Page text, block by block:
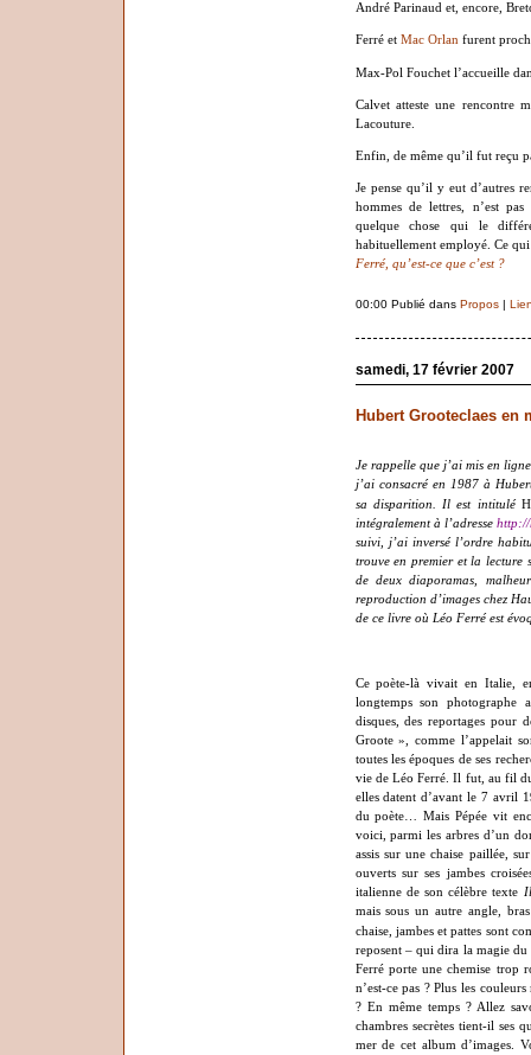
André Parinaud et, encore,
Ferré et Mac Orlanfurent
Max-Pol Fouchet l’accueille
Calvet atteste une rencontre
Lacouture.
Enfin, de même qu’il fut reçu
Je pense qu’il y eut d’autres
hommes de lettres, n’est
quelque chose qui le
habituellement employé. Ce
Ferré, qu’est-ce que c’est ?
00:00 Publié dans Propos|
samedi, 17 février 2007
Hubert Grooteclaes en
Je rappelle que j’ai mis en
j’ai consacré en 1987 à
sa disparition. Il est intitulé
intégralement à l’adresse http://
suivi, j’ai inversé l’ordre
trouve en premier et la lecture
de deux diaporamas,
reproduction d’images chez
de ce livre où Léo Ferré est
Ce poète-là vivait en Italie,
longtemps son photographe
disques, des reportages pour
Groote », comme l’appelait
toutes les époques de ses
vie de Léo Ferré. Il fut, au fil
elles datent d’avant le 7 avril
du poète… Mais Pépée vit
voici, parmi les arbres d’un
assis sur une chaise paillée,
ouverts sur ses jambes
italienne de son célèbre texte
mais sous un autre angle,
chaise, jambes et pattes sont
reposent – qui dira la magie
Ferré porte une chemise trop
n’est-ce pas ? Plus les
? En même temps ? Allez
chambres secrètes tient-il ses
mer de cet album d’images.